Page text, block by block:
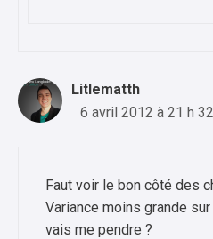
Litlematth
6 avril 2012 à 21 h
Faut voir le bon côté des
Variance moins grande
vais me pendre ?